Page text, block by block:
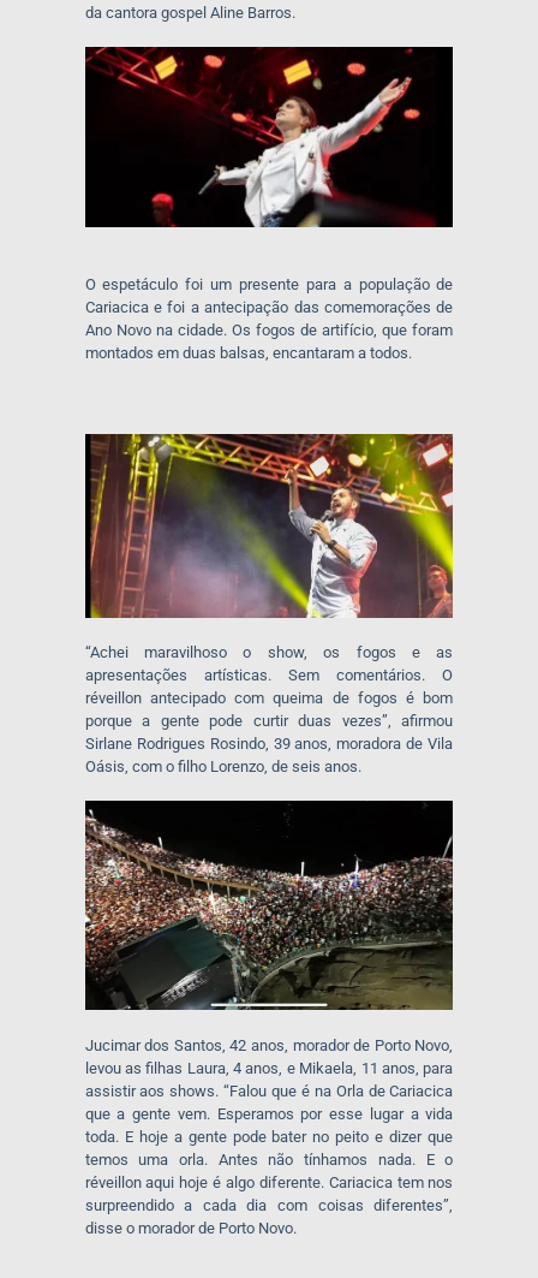
da cantora gospel Aline Barros.
O espetáculo foi um presente para a população de
Cariacica e foi a antecipação das comemorações de
Ano Novo na cidade. Os fogos de artifício, que foram
montados em duas balsas, encantaram a todos.
“Achei maravilhoso o show, os fogos e as
apresentações artísticas. Sem comentários. O
réveillon antecipado com queima de fogos é bom
porque a gente pode curtir duas vezes”, afirmou
Sirlane Rodrigues Rosindo, 39 anos, moradora de Vila
Oásis, com o filho Lorenzo, de seis anos.
Jucimar dos Santos, 42 anos, morador de Porto Novo,
levou as filhas Laura, 4 anos, e Mikaela, 11 anos, para
assistir aos shows. “Falou que é na Orla de Cariacica
que a gente vem. Esperamos por esse lugar a vida
toda. E hoje a gente pode bater no peito e dizer que
temos uma orla. Antes não tínhamos nada. E o
réveillon aqui hoje é algo diferente. Cariacica tem nos
surpreendido a cada dia com coisas diferentes”,
disse o morador de Porto Novo.